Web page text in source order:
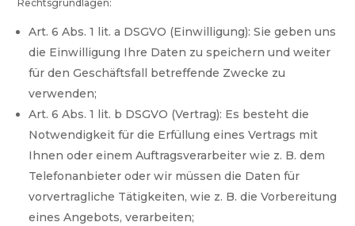
Rechtsgrundlagen:
Art. 6 Abs. 1 lit. a DSGVO (Einwilligung): Sie geben uns
die Einwilligung Ihre Daten zu speichern und weiter
für den Geschäftsfall betreffende Zwecke zu
verwenden;
Art. 6 Abs. 1 lit. b DSGVO (Vertrag): Es besteht die
Notwendigkeit für die Erfüllung eines Vertrags mit
Ihnen oder einem Auftragsverarbeiter wie z. B. dem
Telefonanbieter oder wir müssen die Daten für
vorvertragliche Tätigkeiten, wie z. B. die Vorbereitung
eines Angebots, verarbeiten;